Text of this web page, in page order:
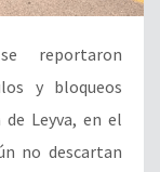
reportaron
y bloqueos
Leyva, en el
no descartan